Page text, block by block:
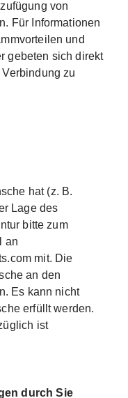
von
Für Informationen
und
gebeten sich direkt
zu
hat (z. B.
Lage des
bitte zum
an
mit. Die
an den
Es kann nicht
erfüllt werden.
ist
durch Sie